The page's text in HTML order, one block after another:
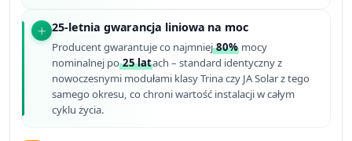
25-letnia gwarancja liniowa na moc
Producent gwarantuje co najmniej80% mocy
nominalnej po25 latach – standard identyczny z
nowoczesnymi modułami klasy Trina czy JA Solar z tego
samego okresu, co chroni wartość instalacji w całym
cyklu życia.